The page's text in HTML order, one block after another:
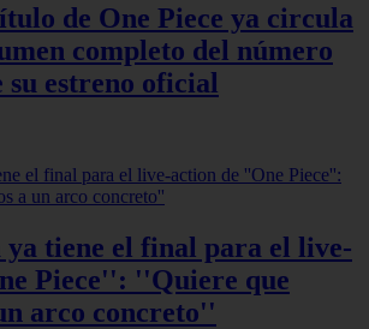
de One Piece ya circula
completo del número
su estreno oficial
tiene el final para el live-
Piece'': ''Quiere que
arco concreto''